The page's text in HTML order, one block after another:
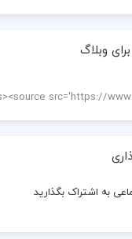
  که به دلم راه نداره
  تا هوا یکم میگیره
وبلاگ
به اشتراک بگذارید